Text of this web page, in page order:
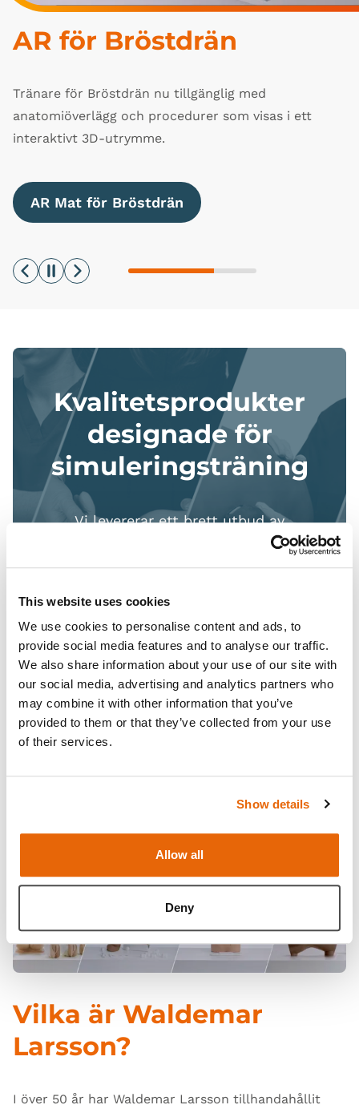
This website uses cookies
We use cookies to personalise content and ads, to
provide social media features and to analyse our traffic.
We also share information about your use of our site with
our social media, advertising and analytics partners who
may combine it with other information that you’ve
provided to them or that they’ve collected from your use
of their services.
Show details
Allow all
Deny
NEW: Augmented
Augmented Reality har kommit till Limbs & Things-
produkter
AR för Lumbalpunktion
AR för Bröstdrän
Tränare för Bröstdrän nu tillgänglig med
anatomiöverlägg och procedurer som visas i ett
interaktivt 3D-utrymme.
AR Mat för Bröstdrän
AR för Kateterisering
Manliga och Kvinnliga Kateteriseringstränare, nu
med Augmented Reality Mats.
AR Mats för Kateterisering
Previous
PauseNext
Kvalitetsprodukter
designade för
simuleringsträning
Vi levererar ett brett utbud av
produkter från olika tillverkare,
inklusive Limbs & Things, Laerdal och
Somso. Alla våra utvalda tillverkare
tillhandahåller högkvalitativa och
anatomiskt exakta produkter som
täcker en mängd olika procedurer.
Vilka är Waldemar
Larsson?
I över 50 år har Waldemar Larsson tillhandahållit